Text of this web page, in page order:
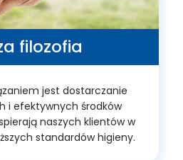
filozofia
jest dostarczanie
i efektywnych środków
naszych klientów w
standardów higieny.